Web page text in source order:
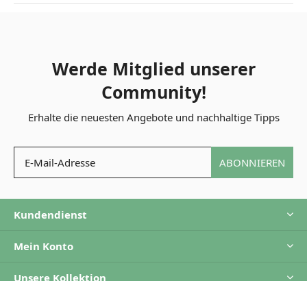
Werde Mitglied unserer
Community!
Erhalte die neuesten Angebote und nachhaltige Tipps
ABONNIEREN
Kundendienst
Mein Konto
Unsere Kollektion